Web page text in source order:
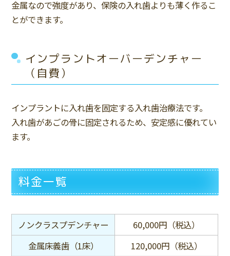
金属なので強度があり、保険の入れ歯よりも薄く作るこ
とができます。
インプラントオーバーデンチャー
（自費）
インプラントに入れ歯を固定する入れ歯治療法です。
入れ歯があごの骨に固定されるため、安定感に優れてい
ます。
料金一覧
ノンクラスプデンチャー
60,000円（税込）
金属床義歯（1床）
120,000円（税込）